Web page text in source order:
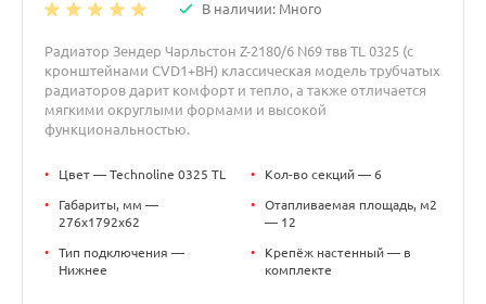
В наличии: Много
Радиатор Зендер Чарльстон Z-2180/6 N69 твв TL 0325 (с
кронштейнами CVD1+BH) классическая модель трубчатых
радиаторов дарит комфорт и тепло, а также отличается
мягкими округлыми формами и высокой
функциональностью.
• Цвет — Technoline 0325 TL
•
Габариты, мм —
276x1792x62
•
Тип подключения —
Нижнее
• Кол-во секций — 6
•
Отапливаемая площадь, м2
— 12
•
Крепёж настенный — в
комплекте